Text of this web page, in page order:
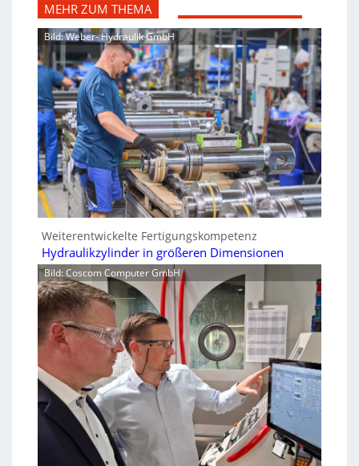
MEHR ZUM THEMA
Bild: Weber- Hydraulik GmbH
Weiterentwickelte Fertigungskompetenz
Hydraulikzylinder in größeren Dimensionen
Bild: Coscom Computer GmbH